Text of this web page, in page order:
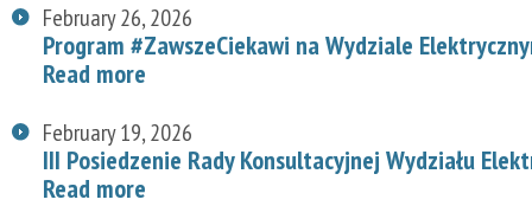
February 26, 2026
Program #ZawszeCiekawi na Wydziale
Read more
February 19, 2026
III Posiedzenie Rady Konsultacyjnej Wydziału
Read more